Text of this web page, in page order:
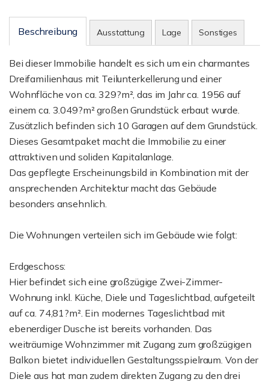
Beschreibung Ausstattung Lage Sonstiges
Bei dieser Immobilie handelt es sich um ein charmantes
Dreifamilienhaus mit Teilunterkellerung und einer
Wohnfläche von ca. 329?m², das im Jahr ca. 1956 auf
einem ca. 3.049?m² großen Grundstück erbaut wurde.
Zusätzlich befinden sich 10 Garagen auf dem Grundstück.
Dieses Gesamtpaket macht die Immobilie zu einer
attraktiven und soliden Kapitalanlage.
Das gepflegte Erscheinungsbild in Kombination mit der
ansprechenden Architektur macht das Gebäude
besonders ansehnlich.
Die Wohnungen verteilen sich im Gebäude wie folgt:
Erdgeschoss:
Hier befindet sich eine großzügige Zwei-Zimmer-
Wohnung inkl. Küche, Diele und Tageslichtbad, aufgeteilt
auf ca. 74,81?m². Ein modernes Tageslichtbad mit
ebenerdiger Dusche ist bereits vorhanden. Das
weiträumige Wohnzimmer mit Zugang zum großzügigen
Balkon bietet individuellen Gestaltungsspielraum. Von der
Diele aus hat man zudem direkten Zugang zu den drei